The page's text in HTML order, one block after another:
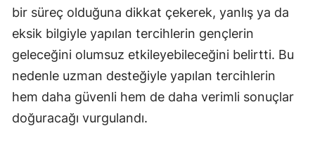
bir süreç olduğuna dikkat çekerek, yanlış ya da
eksik bilgiyle yapılan tercihlerin gençlerin
geleceğini olumsuz etkileyebileceğini belirtti. Bu
nedenle uzman desteğiyle yapılan tercihlerin
hem daha güvenli hem de daha verimli sonuçlar
doğuracağı vurgulandı.